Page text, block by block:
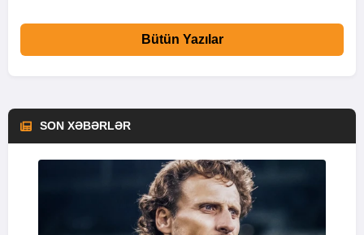
Bütün Yazılar
SON XƏBƏRLƏR